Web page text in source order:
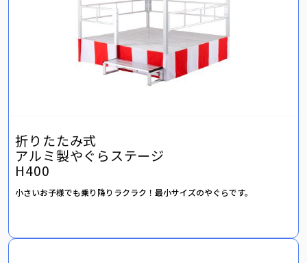
折りたたみ式
アルミ製やぐらステージ
H400
小さいお子様でも乗り降りラクラク！最小サイズのやぐらです。